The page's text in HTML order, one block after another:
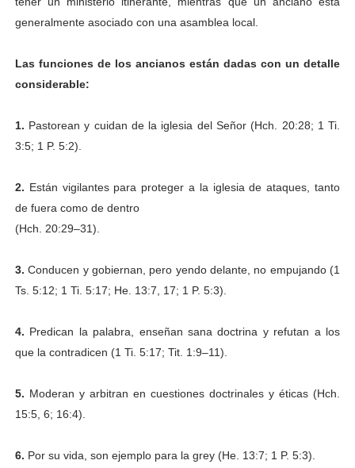
generalmente asociado con una asamblea local.
Las funciones de los ancianos están dadas con un detalle
considerable:
1. Pastorean y cuidan de la iglesia del Señor (Hch. 20:28; 1 Ti.
3:5; 1 P. 5:2).
2. Están vigilantes para proteger a la iglesia de ataques, tanto
de fuera como de dentro
(Hch. 20:29–31).
3. Conducen y gobiernan, pero yendo delante, no empujando (1
Ts. 5:12; 1 Ti. 5:17; He. 13:7, 17; 1 P. 5:3).
4. Predican la palabra, enseñan sana doctrina y refutan a los
que la contradicen (1 Ti. 5:17; Tit. 1:9–11).
5. Moderan y arbitran en cuestiones doctrinales y éticas (Hch.
15:5, 6; 16:4).
6. Por su vida, son ejemplo para la grey (He. 13:7; 1 P. 5:3).